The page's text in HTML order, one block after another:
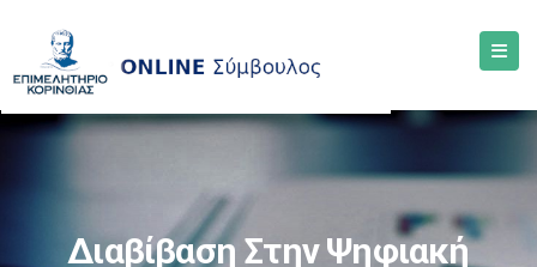
Διαβίβαση Στην Ψηφιακή